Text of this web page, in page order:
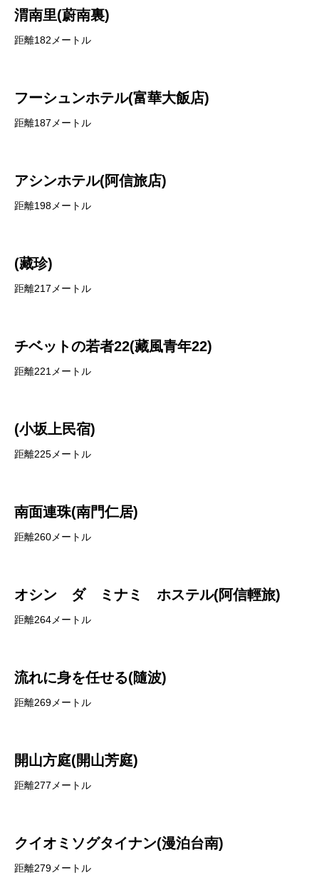
渭南里(蔚南裏)
距離182メートル
フーシュンホテル(富華大飯店)
距離187メートル
アシンホテル(阿信旅店)
距離198メートル
(藏珍)
距離217メートル
チベットの若者22(藏風青年22)
距離221メートル
(小坂上民宿)
距離225メートル
南面連珠(南門仁居)
距離260メートル
オシン ダ ミナミ ホステル(阿信輕旅)
距離264メートル
流れに身を任せる(隨波)
距離269メートル
開山方庭(開山芳庭)
距離277メートル
クイオミソグタイナン(漫泊台南)
距離279メートル